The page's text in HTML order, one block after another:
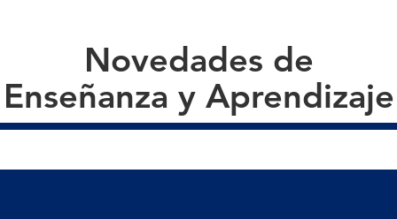
Novedades de
Enseñanza y Aprendizaje